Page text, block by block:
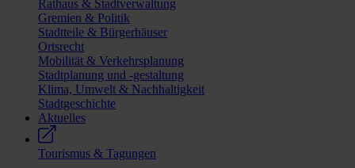
Rathaus & Stadtverwaltung
Gremien & Politik
Stadtteile & Bürgerhäuser
Ortsrecht
Mobilität & Verkehrsplanung
Stadtplanung und -gestaltung
Klima, Umwelt & Nachhaltigkeit
Stadtgeschichte
Aktuelles
Tourismus & Tagungen